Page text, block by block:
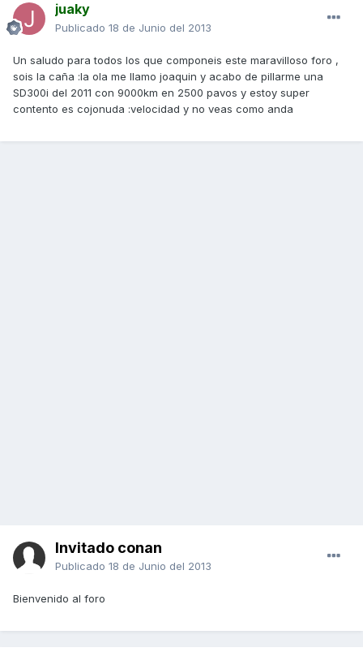
juaky
Publicado 18 de Junio del 2013
Un saludo para todos los que componeis este maravilloso foro ,
sois la caña :la ola me llamo joaquin y acabo de pillarme una
SD300i del 2011 con 9000km en 2500 pavos y estoy super
contento es cojonuda :velocidad y no veas como anda
Invitado conan
Publicado 18 de Junio del 2013
Bienvenido al foro